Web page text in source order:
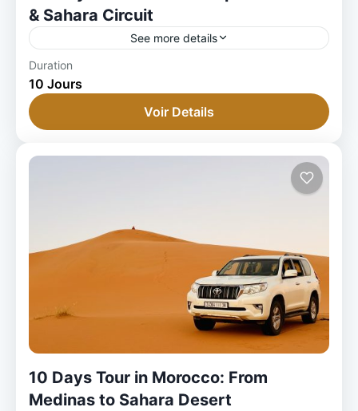
& Sahara Circuit
See more details
1 Person
Duration
10 Jours
Voir Details
10 Days Tour in Morocco: From
Medinas to Sahara Desert